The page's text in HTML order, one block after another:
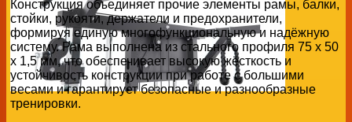
Конструкция объединяет прочие элементы рамы, балки,
стойки, рукояти, держатели и предохранители,
формируя единую многофункциональную и надёжную
систему. Рама выполнена из стального профиля 75 х 50
х 1,5 мм, что обеспечивает высокую жёсткость и
устойчивость конструкции при работе с большими
весами и гарантирует безопасные и разнообразные
тренировки.